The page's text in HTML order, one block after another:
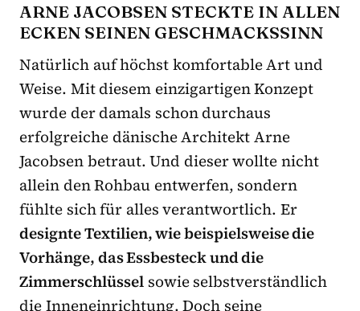
ARNE JACOBSEN STECKTE IN ALLEN
ECKEN SEINEN GESCHMACKSSINN
Natürlich auf höchst komfortable Art und
Weise. Mit diesem einzigartigen Konzept
wurde der damals schon durchaus
erfolgreiche dänische Architekt Arne
Jacobsen betraut. Und dieser wollte nicht
allein den Rohbau entwerfen, sondern
fühlte sich für alles verantwortlich. Er
designte Textilien, wie beispielsweise die
Vorhänge, das Essbesteck und die
Zimmerschlüssel sowie selbstverständlich
die Inneneinrichtung. Doch seine